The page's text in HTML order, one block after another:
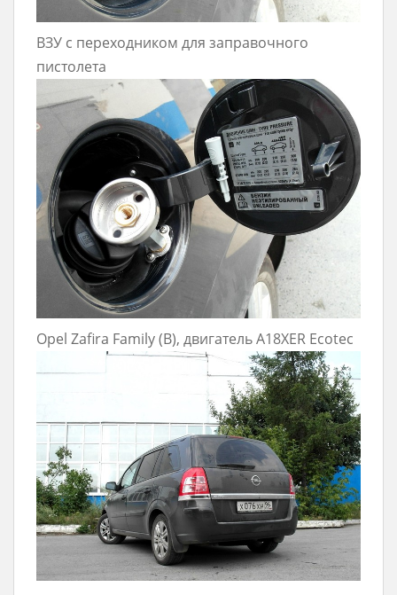
ВЗУ с переходником для заправочного
пистолета
Opel Zafira Family (B), двигатель A18XER Ecotec